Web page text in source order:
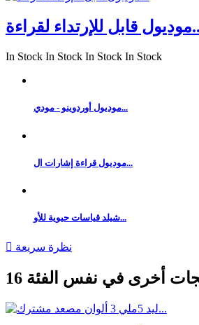
لقراءة...
In Stock In Stock In Stock In Stock
موديول أوردوينو - مودي...
موديول قراءة إشارات ال...
شيلد قياسات حيوية للأو...
 نظرة سريعة